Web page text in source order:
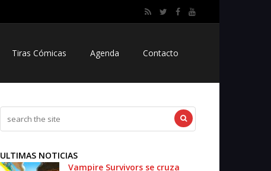
Tiras Cómicas Agenda Contacto
ULTIMAS NOTICIAS
Vampire Survivors se cruza